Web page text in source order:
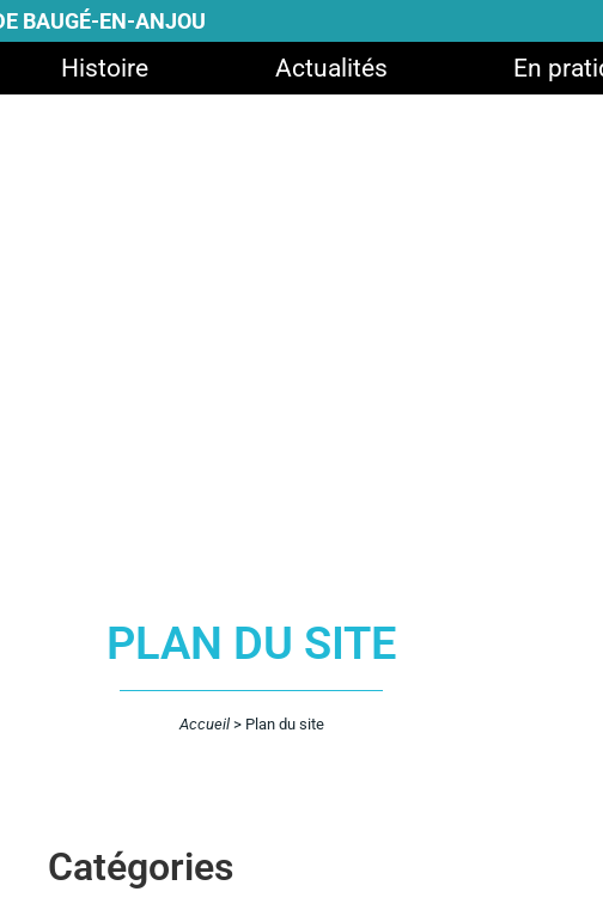
BAUGÉ-EN-ANJOU
Histoire Actualités En
PLAN DU SITE
Accueil> Plan du site
Catégories